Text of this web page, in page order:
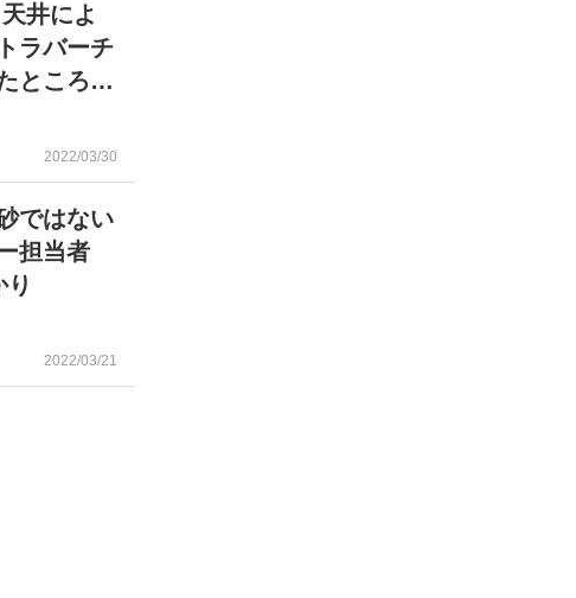
井によ
ラバーチ
ところ…
2022/03/30
ではない
担当者
り
2022/03/21